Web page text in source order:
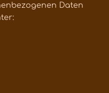
Daten